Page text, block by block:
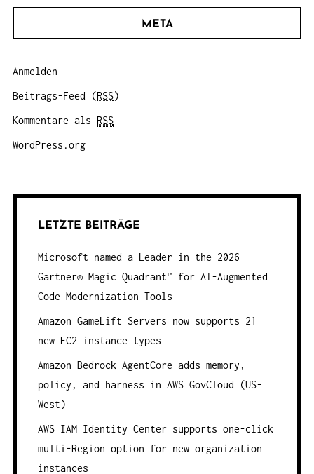
META
Anmelden
Beitrags-Feed (RSS)
Kommentare als RSS
WordPress.org
LETZTE BEITRÄGE
Microsoft named a Leader in the 2026
Gartner® Magic Quadrant™ for AI-Augmented
Code Modernization Tools
Amazon GameLift Servers now supports 21
new EC2 instance types
Amazon Bedrock AgentCore adds memory,
policy, and harness in AWS GovCloud (US-
West)
AWS IAM Identity Center supports one-click
multi-Region option for new organization
instances